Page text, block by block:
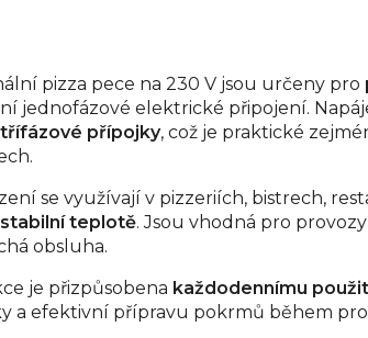
pizza pece na 230 V jsou určeny pro
jednofázové elektrické připojení.
přípojky, což je praktické
se využívají v pizzeriích, bistrech,
teplotě. Jsou vhodná pro
obsluha.
je přizpůsobena každodennímu
a efektivní přípravu pokrmů během